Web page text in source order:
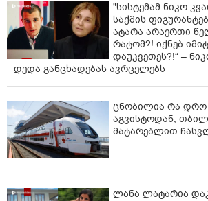
"სისტემამ ნიკო
საქმის
ატარა არაერთი
რატომ?! იქნებ
დაუკვეთეს?!“ –
დედა განცხადებას ავრცელებს
ცნობილია რა დრო
აგვისტოდან,
მატარებლით
ლანა ლატარია